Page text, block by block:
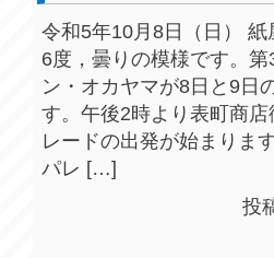
令和5年10月8日（日）
6度，曇りの模様です。
ン・オカヤマが8日と9日
す。午後2時より表町商
レードの出発が始まりま
パレ […]
投